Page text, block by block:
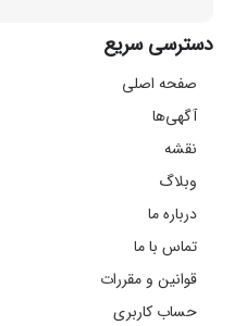
دسترسی سریع
صفحه اصلی
آگهی‌ها
نقشه
وبلاگ
درباره ما
تماس با ما
قوانین و مقررات
حساب کاربری